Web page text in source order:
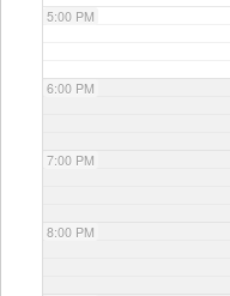
5:00 PM
6:00 PM
7:00 PM
8:00 PM